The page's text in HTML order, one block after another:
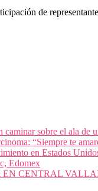
de
sobre el ala de
“Siempre te
en Estados
Edomex
CENTRAL